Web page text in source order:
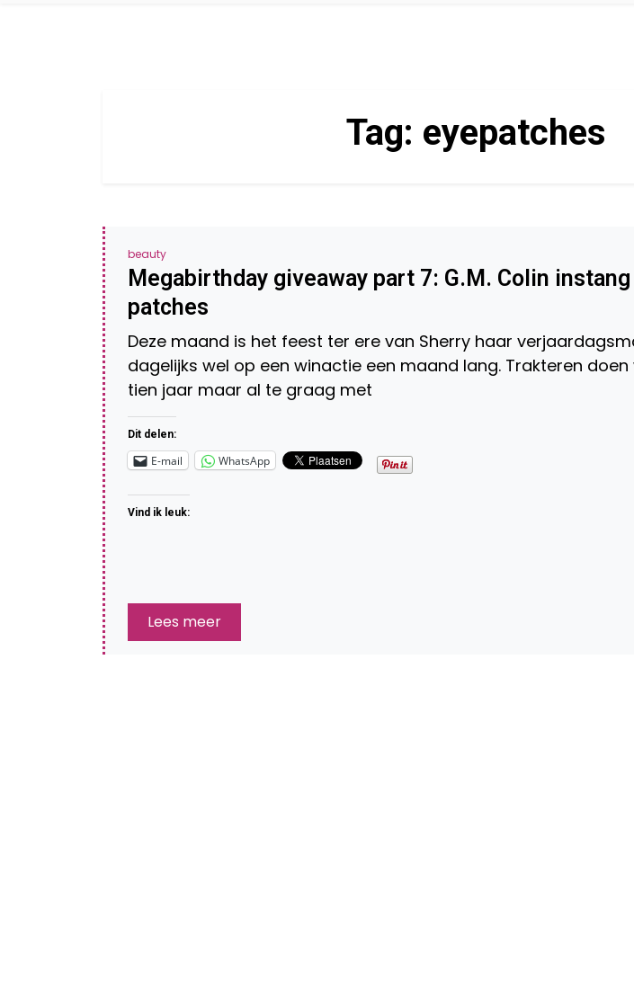
Tag: eyepatches
beauty
Megabirthday giveaway part 7: G.M. Colin
patches
Deze maand is het feest ter ere van Sherry haar
dagelijks wel op een winactie een maand lang. Trakteren
tien jaar maar al te graag met
Dit delen:
E-mail WhatsApp
Vind ik leuk:
Lees meer